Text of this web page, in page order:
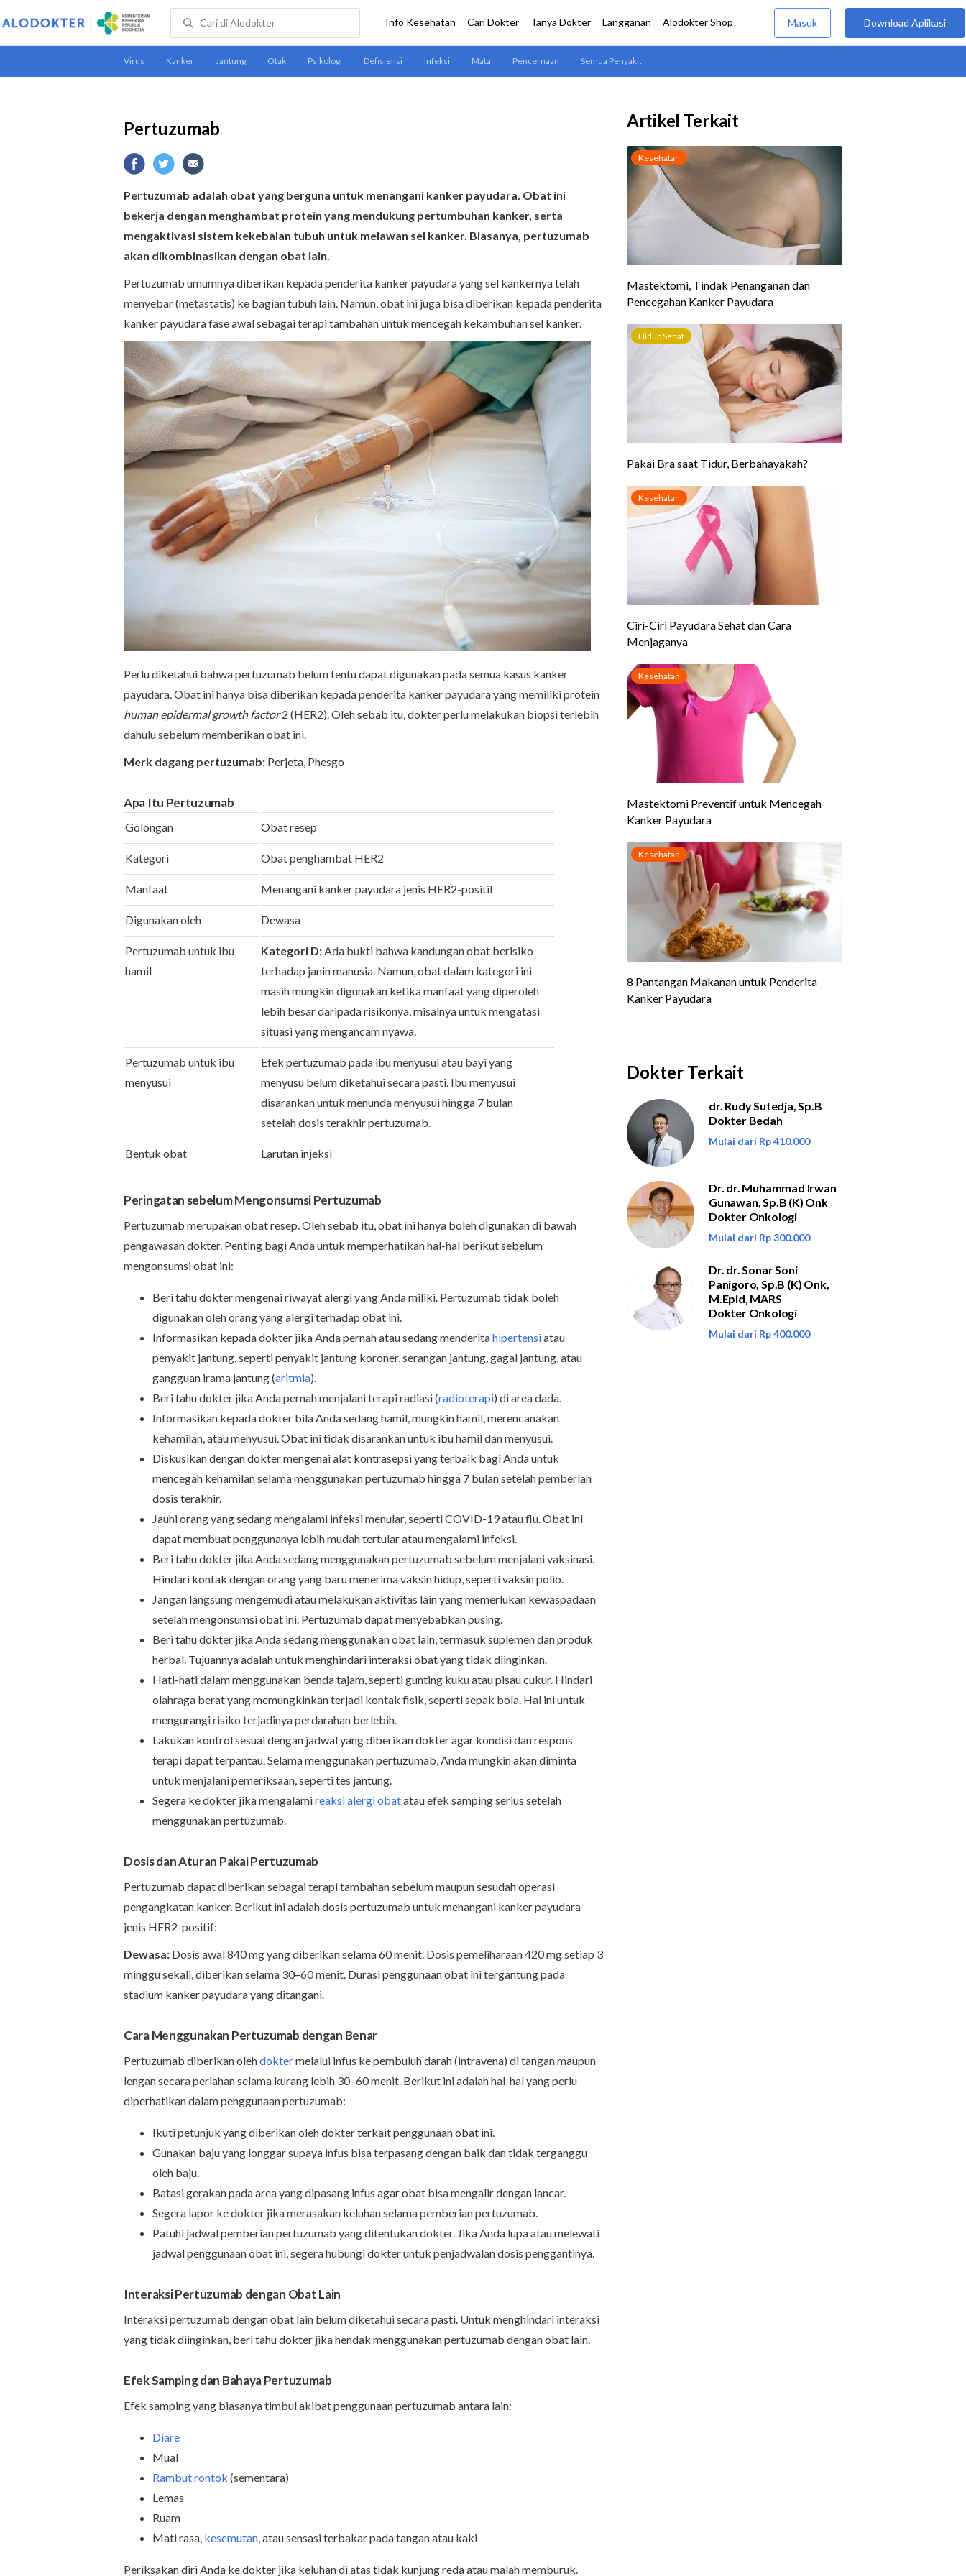
Pertuzumab
Pertuzumab adalah obat yang berguna untuk menangani kanker payudara. Obat ini
bekerja dengan menghambat protein yang mendukung pertumbuhan kanker, serta
mengaktivasi sistem kekebalan tubuh untuk melawan sel kanker. Biasanya, pertuzumab
akan dikombinasikan dengan obat lain.
Pertuzumab umumnya diberikan kepada penderita kanker payudara yang sel kankernya telah
menyebar (metastatis) ke bagian tubuh lain. Namun, obat ini juga bisa diberikan kepada penderita
kanker payudara fase awal sebagai terapi tambahan untuk mencegah kekambuhan sel kanker.
Perlu diketahui bahwa pertuzumab belum tentu dapat digunakan pada semua kasus kanker
payudara. Obat ini hanya bisa diberikan kepada penderita kanker payudara yang memiliki protein
human epidermal growth factor2 (HER2). Oleh sebab itu, dokter perlu melakukan biopsi terlebih
dahulu sebelum memberikan obat ini.
Merk dagang pertuzumab: Perjeta, Phesgo
Apa Itu Pertuzumab
Golongan Obat resep
Kategori Obat penghambat HER2
Manfaat Menangani kanker payudara jenis HER2-positif
Digunakan oleh Dewasa
Pertuzumab untuk ibu
hamil
Kategori D:Ada bukti bahwa kandungan obat berisiko
terhadap janin manusia. Namun, obat dalam kategori ini
masih mungkin digunakan ketika manfaat yang diperoleh
lebih besar daripada risikonya, misalnya untuk mengatasi
situasi yang mengancam nyawa.
Pertuzumab untuk ibu
menyusui
Efek pertuzumab pada ibu menyusui atau bayi yang
menyusu belum diketahui secara pasti. Ibu menyusui
disarankan untuk menunda menyusui hingga 7 bulan
setelah dosis terakhir pertuzumab.
Bentuk obat Larutan injeksi
Peringatan sebelum Mengonsumsi Pertuzumab
Pertuzumab merupakan obat resep. Oleh sebab itu, obat ini hanya boleh digunakan di bawah
pengawasan dokter. Penting bagi Anda untuk memperhatikan hal-hal berikut sebelum
mengonsumsi obat ini:
Beri tahu dokter mengenai riwayat alergi yang Anda miliki. Pertuzumab tidak boleh
digunakan oleh orang yang alergi terhadap obat ini.
Informasikan kepada dokter jika Anda pernah atau sedang menderitahipertensiatau
penyakit jantung, seperti penyakit jantung koroner, serangan jantung, gagal jantung, atau
gangguan irama jantung (aritmia).
Beri tahu dokter jika Anda pernah menjalani terapi radiasi (radioterapi) di area dada.
Informasikan kepada dokter bila Anda sedang hamil, mungkin hamil, merencanakan
kehamilan, atau menyusui. Obat ini tidak disarankan untuk ibu hamil dan menyusui.
Diskusikan dengan dokter mengenai alat kontrasepsi yang terbaik bagi Anda untuk
mencegah kehamilan selama menggunakan pertuzumab hingga 7 bulan setelah pemberian
dosis terakhir.
Jauhi orang yang sedang mengalami infeksi menular, seperti COVID-19 atau flu. Obat ini
dapat membuat penggunanya lebih mudah tertular atau mengalami infeksi.
Beri tahu dokter jika Anda sedang menggunakan pertuzumab sebelum menjalani vaksinasi.
Hindari kontak dengan orang yang baru menerima vaksin hidup, seperti vaksin polio.
Jangan langsung mengemudi atau melakukan aktivitas lain yang memerlukan kewaspadaan
setelah mengonsumsi obat ini. Pertuzumab dapat menyebabkan pusing.
Beri tahu dokter jika Anda sedang menggunakan obat lain, termasuk suplemen dan produk
herbal. Tujuannya adalah untuk menghindari interaksi obat yang tidak diinginkan.
Hati-hati dalam menggunakan benda tajam, seperti gunting kuku atau pisau cukur. Hindari
olahraga berat yang memungkinkan terjadi kontak fisik, seperti sepak bola. Hal ini untuk
mengurangi risiko terjadinya perdarahan berlebih.
Lakukan kontrol sesuai dengan jadwal yang diberikan dokter agar kondisi dan respons
terapi dapat terpantau. Selama menggunakan pertuzumab, Anda mungkin akan diminta
untuk menjalani pemeriksaan, seperti tes jantung.
Segera ke dokter jika mengalamireaksi alergi obatatau efek samping serius setelah
menggunakan pertuzumab.
Dosis dan Aturan Pakai Pertuzumab
Pertuzumab dapat diberikan sebagai terapi tambahan sebelum maupun sesudah operasi
pengangkatan kanker. Berikut ini adalah dosis pertuzumab untuk menangani kanker payudara
jenis HER2-positif:
Dewasa: Dosis awal 840 mg yang diberikan selama 60 menit. Dosis pemeliharaan 420 mg setiap 3
minggu sekali, diberikan selama 30–60 menit. Durasi penggunaan obat ini tergantung pada
stadium kanker payudara yang ditangani.
Cara Menggunakan Pertuzumab dengan Benar
Pertuzumab diberikan olehdoktermelalui infus ke pembuluh darah (intravena) di tangan maupun
lengan secara perlahan selama kurang lebih 30–60 menit. Berikut ini adalah hal-hal yang perlu
diperhatikan dalam penggunaan pertuzumab:
Ikuti petunjuk yang diberikan oleh dokter terkait penggunaan obat ini.
Gunakan baju yang longgar supaya infus bisa terpasang dengan baik dan tidak terganggu
oleh baju.
Batasi gerakan pada area yang dipasang infus agar obat bisa mengalir dengan lancar.
Segera lapor ke dokter jika merasakan keluhan selama pemberian pertuzumab.
Patuhi jadwal pemberian pertuzumab yang ditentukan dokter. Jika Anda lupa atau melewati
jadwal penggunaan obat ini, segera hubungi dokter untuk penjadwalan dosis penggantinya.
Interaksi Pertuzumab dengan Obat Lain
Interaksi pertuzumab dengan obat lain belum diketahui secara pasti. Untuk menghindari interaksi
yang tidak diinginkan, beri tahu dokter jika hendak menggunakan pertuzumab dengan obat lain.
Efek Samping dan Bahaya Pertuzumab
Efek samping yang biasanya timbul akibat penggunaan pertuzumab antara lain:
Diare
Mual
Rambut rontok (sementara)
Lemas
Ruam
Mati rasa, kesemutan, atau sensasi terbakar pada tangan atau kaki
Periksakan diri Anda ke dokter jika keluhan di atas tidak kunjung reda atau malah memburuk.
Artikel Terkait
Dokter Terkait